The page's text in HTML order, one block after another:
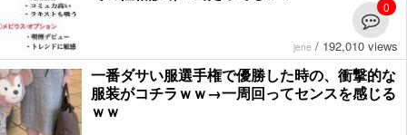
0
jene / 192,010 views
一番ダサい服選手権で優勝した時の、衝撃的な
服装がコチラｗｗ→一周回ってセンスを感じる
ｗｗ